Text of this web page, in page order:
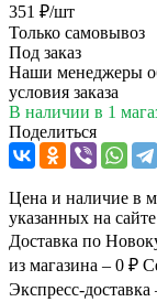
351 ₽/шт
Только самовывоз
Под заказ
Наши менеджеры
условия заказа
В наличии в 1
Поделиться
Цена и наличие в
указанных на сайте
Доставка по
из магазина – 0 ₽
Экспресс-доставка